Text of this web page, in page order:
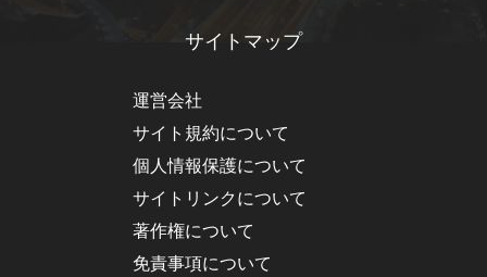
サイトマップ
運営会社
サイト規約について
個人情報保護について
サイトリンクについて
著作権について
免責事項について